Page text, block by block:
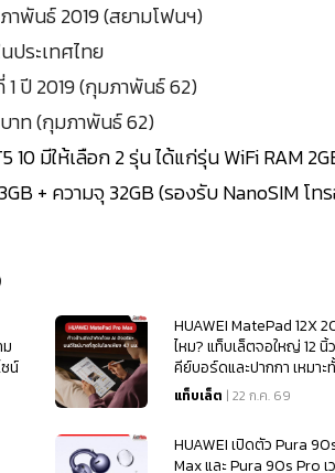
พันธ์ 2019 (สยามโฟนฯ)
ประเทศไทย
1 ปี 2019 (กุมภาพันธ์ 62)
าท (กุมภาพันธ์ 62)
10 มีให้เลือก 2 รุ่น ได้แก่รุ่น WiFi RAM
+ ความจุ 32GB (รองรับ NanoSIM โท
น์
HUAWEI MatePad 12X
ไหม? แท็บเล็ตจอใหญ่ 12
คีย์บอร์ดและปากกา เหมาะ
และทำงาน
แท็บเล็ต | 22 ก.ค. 69
HUAWEI เปิดตัว Pura
Max และ Pura 90s Pro เ